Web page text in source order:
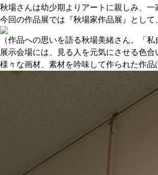
秋場さんは幼少期よりアートに親しみ、一
今回の作品展では『秋場家作品展』とし
（作品への思いを語る秋場美緒さん。「
展示会場には、見る人を元気にさせる色合
様々な画材、素材を吟味して作られた作